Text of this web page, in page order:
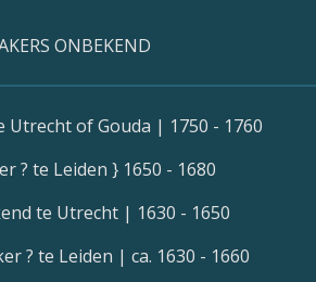
ONBEKEND
Utrecht of Gouda | 1750 - 1760
? te Leiden } 1650 - 1680
te Utrecht | 1630 - 1650
? te Leiden | ca. 1630 - 1660